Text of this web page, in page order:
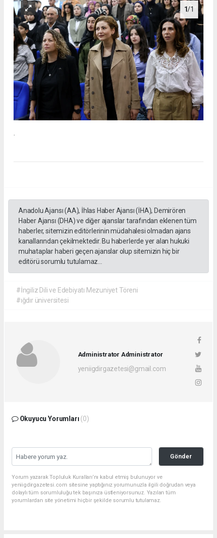
1/1
Anadolu Ajansı (AA), İhlas Haber Ajansı (İHA), Demirören
Haber Ajansı (DHA) ve diğer ajanslar tarafından eklenen tüm
haberler, sitemizin editörlerinin müdahalesi olmadan ajans
kanallarından çekilmektedir. Bu haberlerde yer alan hukuki
muhataplar haberi geçen ajanslar olup sitemizin hiç bir
editörü sorumlu tutulamaz...
#İngiliz Dili ve Edebiyatı Mezuniyet Töreni
#ığdır üniversitesi
Administrator Administrator
yeniigdirgazetesi@gmail.com
Okuyucu Yorumları (0)
Gönder
Yorum yazarak Topluluk Kuralları’nı kabul etmiş bulunuyor ve
yeniigdirgazetesi.com sitesine yaptığınız yorumunuzla ilgili doğrudan veya
dolaylı tüm sorumluluğu tek başınıza üstleniyorsunuz. Yazılan tüm
yorumlardan site yönetimi hiçbir şekilde sorumlu tutulamaz.